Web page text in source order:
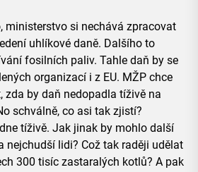
ministerstvo si nechává zpracovat
uhlíkové daně. Dalšího to
fosilních paliv. Tahle daň by se
organizací i z EU. MŽP chce
zda by daň nedopadla tíživě na
schválně, co asi tak zjistí?
tíživě. Jak jinak by mohlo další
nejchudší lidi? Což tak raději udělat
300 tisíc zastaralých kotlů? A pak